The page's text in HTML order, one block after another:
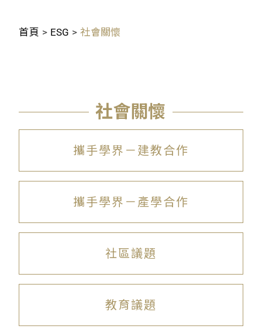
首頁 > ESG >社會關懷
社會關懷
攜手學界－建教合作
攜手學界－產學合作
社區議題
教育議題